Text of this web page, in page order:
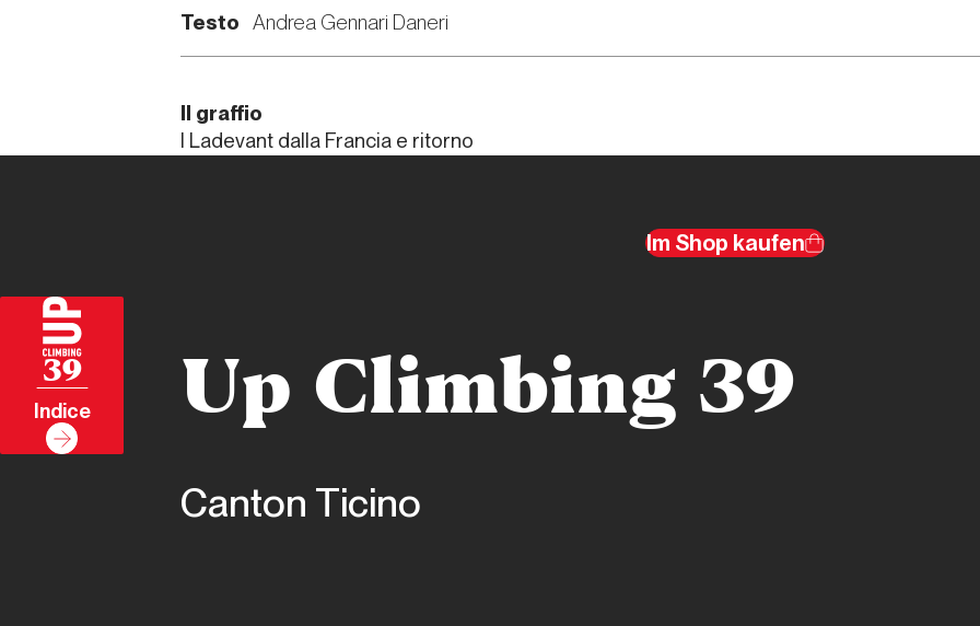
39
Indice
Testo Andrea Gennari Daneri
Il graffio
I Ladevant dalla Francia e ritorno
Up Climbing 39
Canton Ticino
Im Shop kaufen